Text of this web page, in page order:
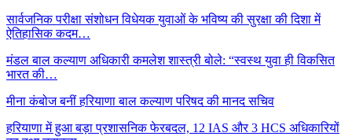
सार्वजनिक परीक्षा संशोधन विधेयक युवाओं के भविष्य की सुरक्षा की दिशा में
ऐतिहासिक कदम…
मंडल बाल कल्याण अधिकारी कमलेश शास्त्री बोले: “स्वस्थ युवा ही विकसित
भारत की…
मीना कंबोज बनीं हरियाणा बाल कल्याण परिषद की मानद सचिव
हरियाणा में हुआ बड़ा प्रशासनिक फेरबदल, 12 IAS और 3 HCS अधिकारियों